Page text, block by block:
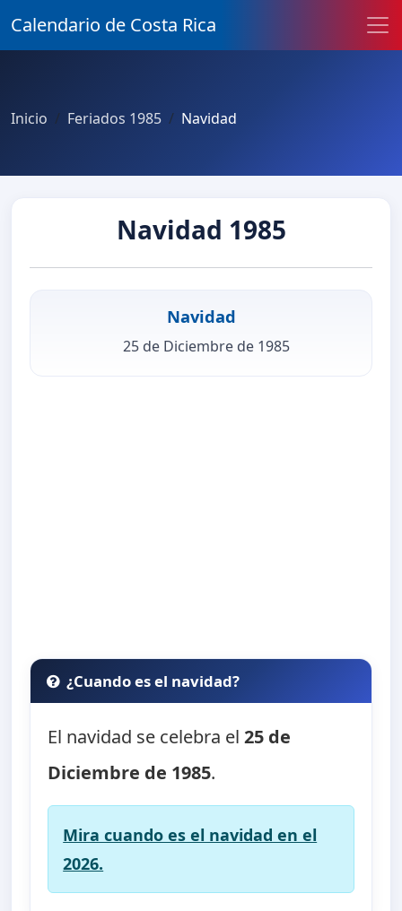
Calendario de Costa Rica
Inicio Feriados 1985 Navidad
Navidad 1985
Navidad
25 de Diciembre de 1985
¿Cuando es el navidad?
El navidad se celebra el25 de
Diciembre de 1985.
Mira cuando es el navidad en el
2026.